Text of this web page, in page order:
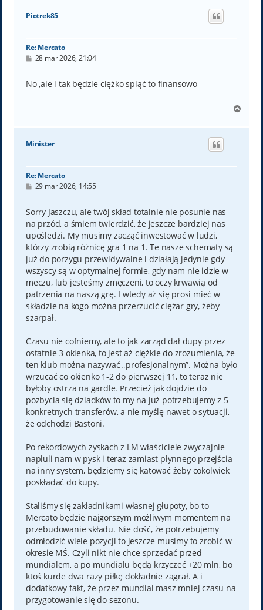
Piotrek85
Re: Mercato
P
t
28 mar 2026, 21:04
No ,ale i tak będzie ciężko spiąć to finansowo
g
Minister
Re: Mercato
P
t
29 mar 2026, 14:55
Sorry Jaszczu, ale twój skład totalnie nie posunie nas
na przód, a śmiem twierdzić, że jeszcze bardziej nas
upośledzi. My musimy zacząć inwestować w ludzi,
którzy zrobią różnicę gra 1 na 1. Te nasze schematy są
już do porzygu przewidywalne i działają jedynie gdy
wszyscy są w optymalnej formie, gdy nam nie idzie w
meczu, lub jesteśmy zmęczeni, to oczy krwawią od
patrzenia na naszą grę. I wtedy aż się prosi mieć w
składzie na kogo można przerzucić ciężar gry, żeby
szarpał.
Czasu nie cofniemy, ale to jak zarząd dał dupy przez
ostatnie 3 okienka, to jest aż ciężkie do zrozumienia, że
ten klub można nazywać „profesjonalnym”. Można było
wrzucać co okienko 1-2 do pierwszej 11, to teraz nie
byłoby ostrza na gardle. Przecież jak dojdzie do
pozbycia się dziadków to my na już potrzebujemy z 5
konkretnych transferów, a nie myślę nawet o sytuacji,
że odchodzi Bastoni.
Po rekordowych zyskach z LM właściciele zwyczajnie
napluli nam w pysk i teraz zamiast płynnego przejścia
na inny system, będziemy się katować żeby cokolwiek
poskładać do kupy.
Staliśmy się zakładnikami własnej głupoty, bo to
Mercato będzie najgorszym możliwym momentem na
przebudowanie składu. Nie dość, że potrzebujemy
odmłodzić wiele pozycji to jeszcze musimy to zrobić w
okresie MŚ. Czyli nikt nie chce sprzedać przed
mundialem, a po mundialu będą krzyczeć +20 mln, bo
ktoś kurde dwa razy piłkę dokładnie zagrał. A i
dodatkowy fakt, że przez mundial masz mniej czasu na
przygotowanie się do sezonu.